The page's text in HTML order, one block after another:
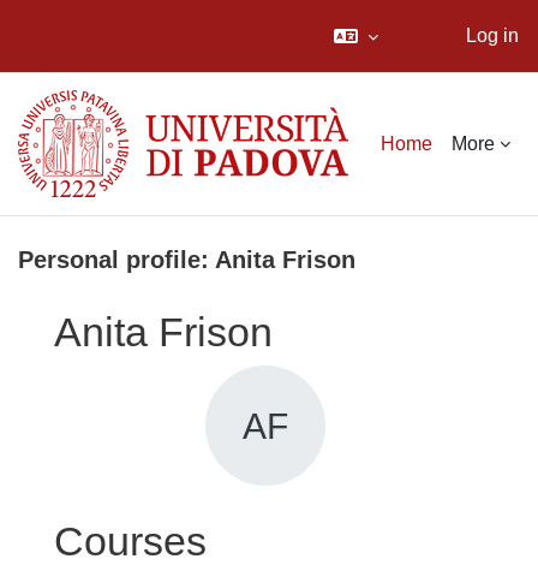
Log in
Home More
Personal profile: Anita Frison
Anita Frison
AF
Courses